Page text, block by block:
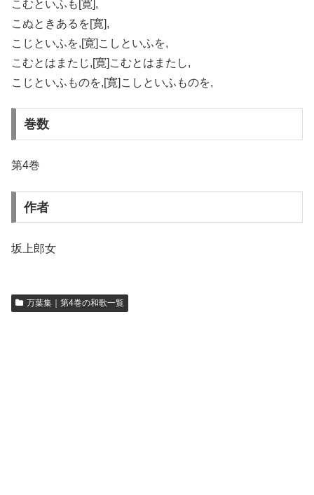
こむといふも[寛],
こぬときあるを[寛],
こじといふを,[寛]こしといふを,
こむとはまたじ,[寛]こむとはまたし,
こじといふものを,[寛]こしといふものを,
巻数
第4巻
作者
坂上郎女
万葉集｜第4巻の和歌一覧